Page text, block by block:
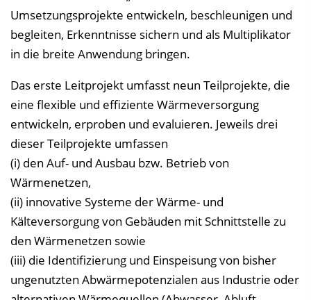
Umsetzungsprojekte entwickeln, beschleunigen und
begleiten, Erkenntnisse sichern und als Multiplikator
in die breite Anwendung bringen.
Das erste Leitprojekt umfasst neun Teilprojekte, die
eine flexible und effiziente Wärmeversorgung
entwickeln, erproben und evaluieren. Jeweils drei
dieser Teilprojekte umfassen
(i) den Auf- und Ausbau bzw. Betrieb von
Wärmenetzen,
(ii) innovative Systeme der Wärme- und
Kälteversorgung von Gebäuden mit Schnittstelle zu
den Wärmenetzen sowie
(iii) die Identifizierung und Einspeisung von bisher
ungenutzten Abwärmepotenzialen aus Industrie oder